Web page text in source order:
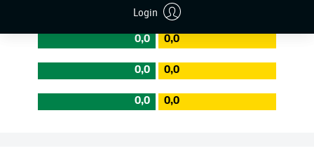
Login
EFICIÊNCIA DE PASSES
0,0 0,0
0,0 0,0
0,0 0,0